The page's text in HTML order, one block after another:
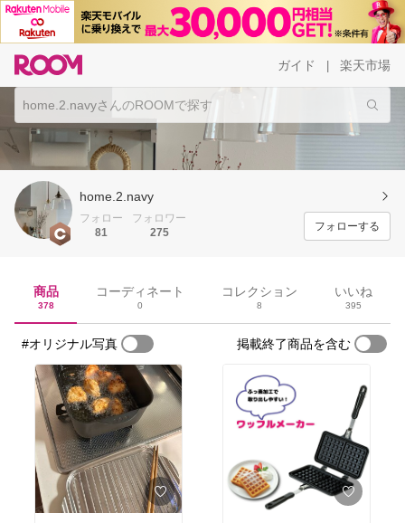
ガイド 楽天市場
home.2.navy
フォロー
81
フォロワー
275
フォローする
商品
378
コーディネート
0
コレクション
8
いいね
395
#オリジナル写真 掲載終了商品を含む